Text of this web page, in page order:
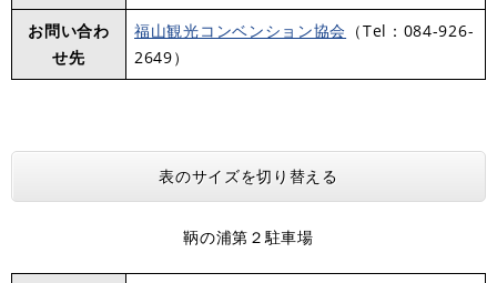
お問い合わ
せ先
福山観光コンベンション協会 （Tel：084-926-
2649）
表のサイズを切り替える
鞆の浦第２駐車場